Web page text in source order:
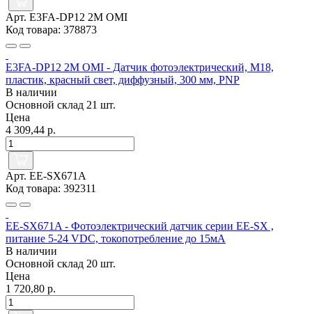
Арт. E3FA-DP12 2M OMI
Код товара: 378873
E3FA-DP12 2M OMI - Датчик фотоэлектрический, M18,
пластик, красный свет, диффузный, 300 мм, PNP
В наличии
Основной склад 21 шт.
Цена
4 309,44 р.
Арт. EE-SX671A
Код товара: 392311
EE-SX671A - Фотоэлектрический датчик серии EE-SX ,
питание 5-24 VDC, токопотребление до 15мА
В наличии
Основной склад 20 шт.
Цена
1 720,80 р.